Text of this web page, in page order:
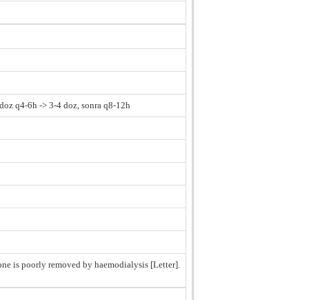
q4-6h -> 3-4 doz, sonra q8-12h
is poorly removed by haemodialysis [Letter].